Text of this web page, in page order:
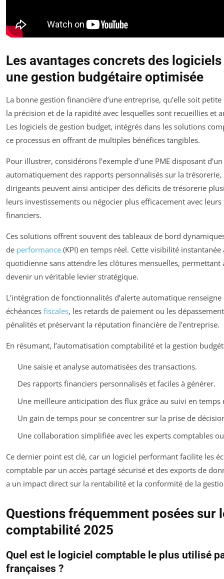
Les avantages concrets des
une gestion budgétaire optimisée
La bonne gestion financière d’une entreprise, qu’elle soit
la précision et de la rapidité avec lesquelles sont recueillies et
Les logiciels de gestion budget, intégrés dans les solutions
ce processus en offrant de multiples bénéfices tangibles.
Pour illustrer, considérons l’exemple d’une PME disposant
automatiquement des rapports personnalisés sur la trésorerie,
dirigeants peuvent ainsi anticiper des déficits de trésorerie
leurs investissements ou négocier plus efficacement avec
financiers.
Ces solutions offrent souvent des tableaux de bord
de performance (KPI) en temps réel. Cette visibilité
quotidienne sans attendre les clôtures mensuelles,
devenir un véritable levier stratégique.
L’intégration de fonctionnalités d’alerte automatique
échéances fiscales, les retards de paiement ou les
pénalités et préservant la réputation financière de l’entreprise.
En résumant, l’automatisation comptabilité et la gestion
Une saisie et analyse automatisées des transactions.
Des rapports financiers personnalisés et faciles à générer.
Une meilleure anticipation des flux grâce au suivi en temps
Un gain de temps pour se concentrer sur la prise de
Une collaboration simplifiée avec les experts comptables
Ce dernier point est clé, car un logiciel performant facilite les
comptable par un accès partagé sécurisé et des exports de
a un impact direct sur la rentabilité et la conformité de la
Questions fréquemment posées sur
comptabilité 2025
Quel est le logiciel comptable le plus utilisé
françaises ?